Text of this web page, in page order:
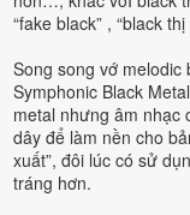
“fake black” , “black
Song song vớ
Symphonic Black
metal nhưng âm nhạc
dây để làm nền cho
xuất”, đôi lúc có sử
tráng hơn.